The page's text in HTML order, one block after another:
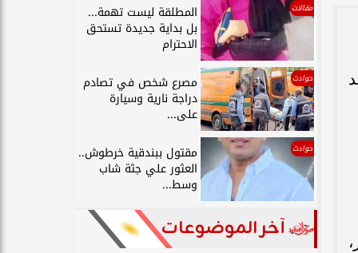
مقالات المطلقة ليست تهمة...
بل بداية جديدة تستحق
الاحترام
حوادث مصرع شخص في تصادم
دراجة نارية وسيارة
على...
حوادث مقتول ببندقية خرطوش..
العثور علي جثة شاب
وسط...
آخر الموضوعات